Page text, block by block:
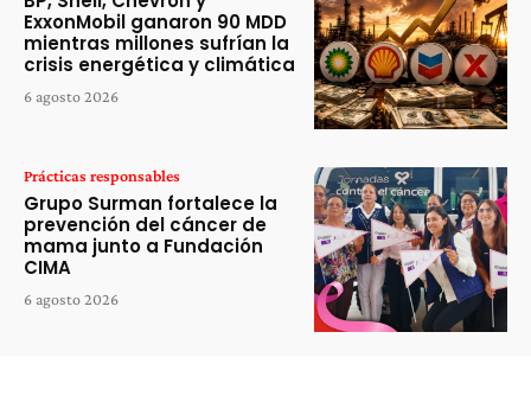
ExxonMobil ganaron 90 MDD
mientras millones sufrían la
crisis energética y climática
6 agosto 2026
Prácticas responsables
Grupo Surman fortalece la
prevención del cáncer de
mama junto a Fundación
CIMA
6 agosto 2026